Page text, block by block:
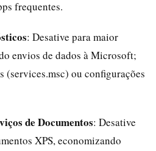
frequentes.
: Desative para maior
envios de dados à Microsoft;
(services.msc) ou configurações
de Documentos: Desative
XPS, economizando